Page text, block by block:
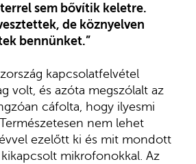
sem bővítik keletre.
de köznyelven
bennünket.”
kapcsolatfelvétel
volt, és azóta megszólalt az
cáfolta, hogy ilyesmi
nem lehet
ezelőtt ki és mit mondott
mikrofonokkal. Az